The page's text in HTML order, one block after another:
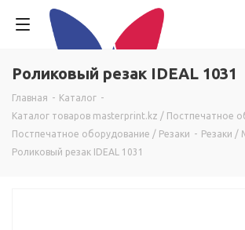
Роликовый резак IDEAL 1031
Главная - Каталог -
Каталог товаров masterprint.kz / Постпечатное
Постпечатное оборудование / Резаки - Резаки /
Роликовый резак IDEAL 1031